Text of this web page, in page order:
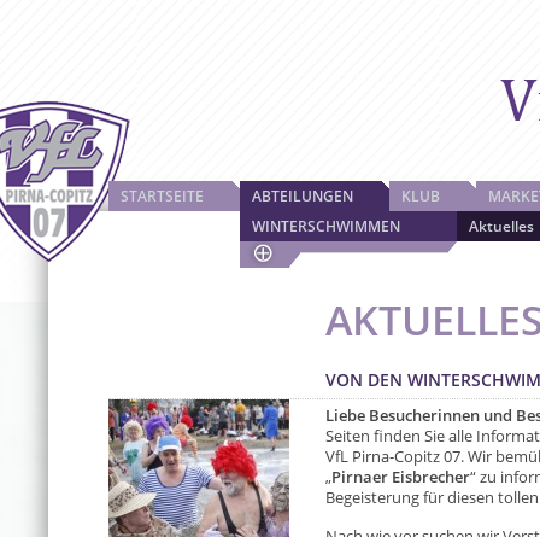
STARTSEITE
ABTEILUNGEN
WINTERSCHWIMMEN
Aktuelles
KLUB
VON DEN
Liebe Besucherinnen und
Seiten finden Sie alle
VfL Pirna-Copitz 07. Wir
„Pirnaer Eisbrecher“ zu
Begeisterung für diesen